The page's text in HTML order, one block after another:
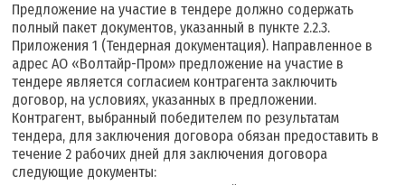
Предложение на участие в тендере должно содержать
полный пакет документов, указанный в пункте 2.2.3.
Приложения 1 (Тендерная документация). Направленное в
адрес АО «Волтайр-Пром» предложение на участие в
тендере является согласием контрагента заключить
договор, на условиях, указанных в предложении.
Контрагент, выбранный победителем по результатам
тендера, для заключения договора обязан предоставить в
течение 2 рабочих дней для заключения договора
следующие документы: